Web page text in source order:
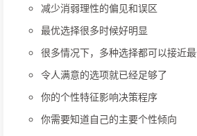
减少消弱理性的偏见和误区
最优选择很多时候好明显
很多情况下，多种选择都可以接近
令人满意的选项就已经足够了
你的个性特征影响决策程序
你需要知道自己的主要个性倾向